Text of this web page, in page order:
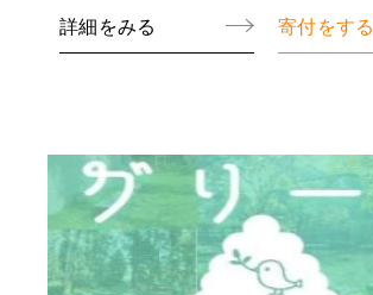
詳細をみる 寄付をする